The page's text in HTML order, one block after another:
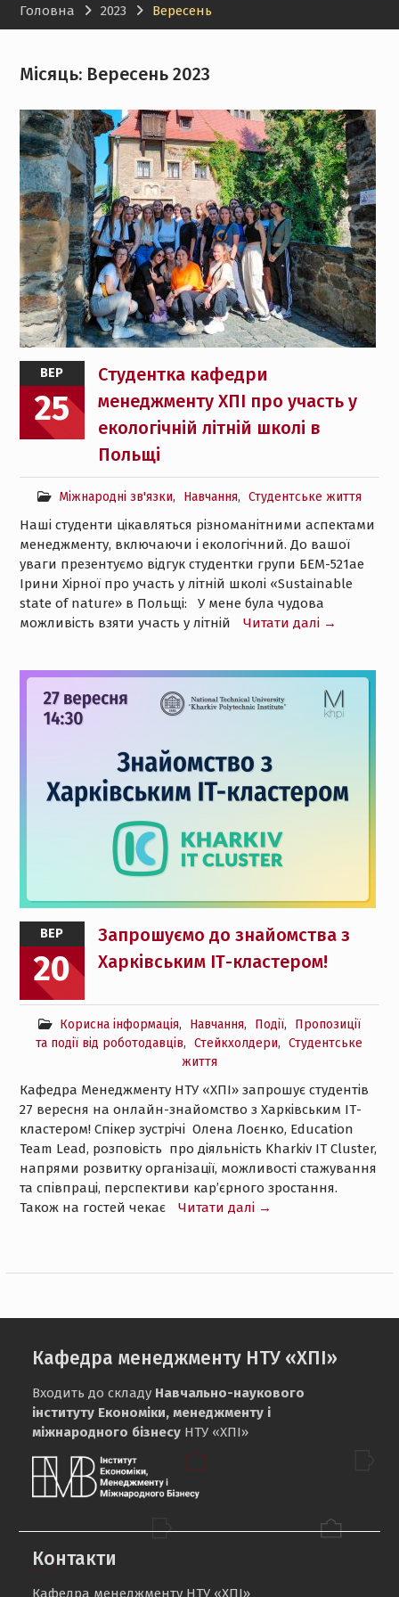
менеджменту НТУ «ХПІ»
Головна 2023 Вересень
Місяць: Вересень 2023
ВЕР
25
Cтудентка кафедри
менеджменту ХПІ про участь у
екологічній літній школі в
Польщі
Міжнародні зв'язки, Навчання, Студентське життя
Наші студенти цікавляться різноманітними аспектами
менеджменту, включаючи і екологічний. До вашої
уваги презентуємо відгук студентки групи БЕМ-521ае
Ірини Хірної про участь у літній школі «Sustainable
state of nature» в Польщі: У мене була чудова
можливість взяти участь у літній
Читати далі →
ВЕР
20
Запрошуємо до знайомства з
Харківським ІТ-кластером!
Корисна інформація, Навчання, Події,
Пропозиції
та події від роботодавців, Стейкхолдери,
Студентське
життя
Кафедра Менеджменту НТУ «ХПІ» запрошує студентів
27 вересня на онлайн-знайомство з Харківським ІТ-
кластером! Спікер зустрічі Олена Лоєнко, Education
Team Lead, розповість про діяльність Kharkiv IT Cluster,
напрями розвитку організації, можливості стажування
та співпраці, перспективи кар’єрного зростання.
Також на гостей чекає
Читати далі →
Кафедра менеджменту НТУ «ХПІ»
Входить до складу Навчально-наукового
інституту Економіки, менеджменту і
міжнародного бізнесу НТУ «ХПІ»
Контакти
Кафедра менеджменту НТУ «ХПІ»